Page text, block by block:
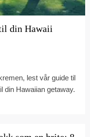
din Hawaii
lest vår guide til
din Hawaiian getaway.